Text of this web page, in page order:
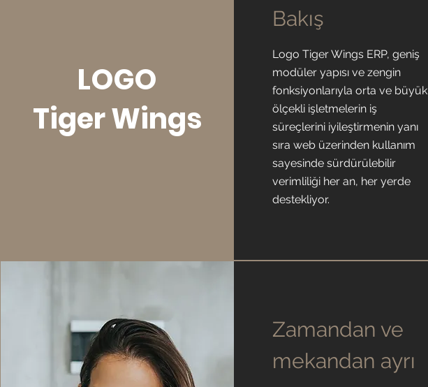
LOGO
Tiger Wings
Bakış
Logo Tiger Wings ERP, geniş
modüler yapısı ve zengin
fonksiyonlarıyla orta ve büyük
ölçekli işletmelerin iş
süreçlerini iyileştirmenin yanı
sıra web üzerinden kullanım
sayesinde sürdürülebilir
verimliliği her an, her yerde
destekliyor.
Zamandan ve
mekandan ayrı